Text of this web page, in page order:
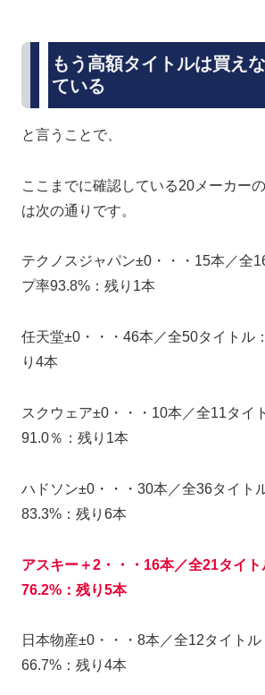
もう高額タイトルは買え
ている
と言うことで、
ここまでに確認している20メーカー
は次の通りです。
テクノスジャパン±0・・・15本／全
プ率93.8%：残り1本
任天堂±0・・・46本／全50タイトル
り4本
スクウェア±0・・・10本／全11タイ
91.0％：残り1本
ハドソン±0・・・30本／全36タイト
83.3%：残り6本
アスキー＋2・・・16本／全21タイ
76.2%：残り5本
日本物産±0・・・8本／全12タイト
66.7%：残り4本